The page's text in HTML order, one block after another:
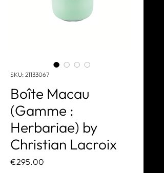
SKU: 21133067
Boîte Macau
(Gamme :
Herbariae) by
Christian Lacroix
€295.00